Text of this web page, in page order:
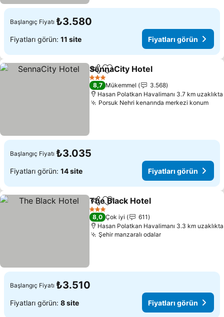
Başlangıç Fiyatı ₺3.580
Fiyatları görün: 11 site Fiyatları görün
PaylaşFavorilerime ekle
SennaCity Hotel
3 Yıldız
8,7 Mükemmel
3.568
Hasan Polatkan Havalimanı 3.7 km uzaklıkta
Porsuk Nehri kenarında merkezi konum
Başlangıç Fiyatı ₺3.035
Fiyatları görün: 14 site Fiyatları görün
PaylaşFavorilerime ekle
The Black Hotel
3 Yıldız
8,0 Çok iyi
611
Hasan Polatkan Havalimanı 3.3 km uzaklıkta
Şehir manzaralı odalar
Başlangıç Fiyatı ₺3.510
Fiyatları görün: 8 site Fiyatları görün